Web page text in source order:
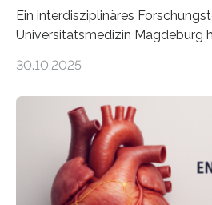
Ein interdisziplinäres
Universitätsmedizin Magdeburg
behandelt werden kann. In ihrer
Oncology, zeigen die
aus Gewebe von Patientinnen
sogenannte Organoide –
vorab zu prüfen, welche
wirken. Dabei wurde ein Eiweiß
30.10.2025